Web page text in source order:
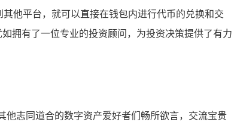
他平台，就可以直接在钱包内进行代币的兑换和交
拥有了一位专业的投资顾问，为投资决策提供了有力
志同道合的数字资产爱好者们畅所欲言，交流宝贵